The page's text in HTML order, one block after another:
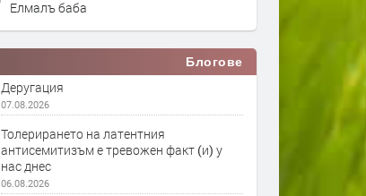
Елмалъ баба
Блогове
Деругация
07.08.2026
Толерирането на латентния
антисемитизъм е тревожен факт (и) у
нас днес
06.08.2026